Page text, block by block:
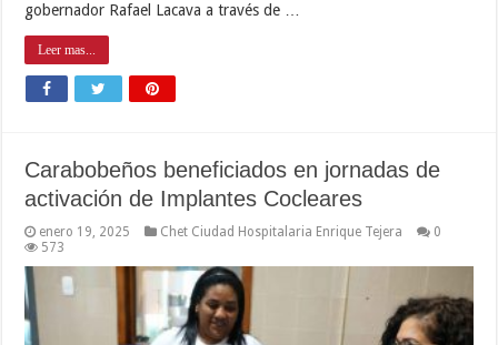
gobernador Rafael Lacava a través de …
Leer mas...
Carabobeños beneficiados en jornadas de
activación de Implantes Cocleares
enero 19, 2025 Chet Ciudad Hospitalaria Enrique Tejera
0
573